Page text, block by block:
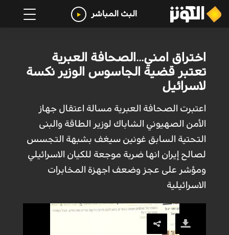
البث المباشر
اختراق امني...الصحافة العبرية
تعتبر قضية الجاسوس الوزير نكسة
لاسرائيل
اعتبرت الصحافة العبرية مسالة اعتقال جهاز
الأمن الصهيوني الشاباك لوزير الطاقة والبنى
التحتية السابق غونين سيغف بشبهة التجسس
لصالح إيران انها ضربة موجعة للكيان الاسرائيلي
ومؤشر على عجز وضعف اجهزة المخابرات
الاسرائيلية